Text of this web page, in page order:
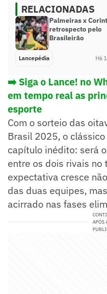
RELACIONADAS
Palmeiras x
retrospecto pelo
Brasileirão
Lancepédia Há
➡️ Siga o Lance! no
em tempo real as
esporte
Com o sorteio das
Brasil 2025, o
capítulo inédito: será
entre os dois rivais no
expectativa cresce
das duas equipes,
acirrado nas fases
APÓS